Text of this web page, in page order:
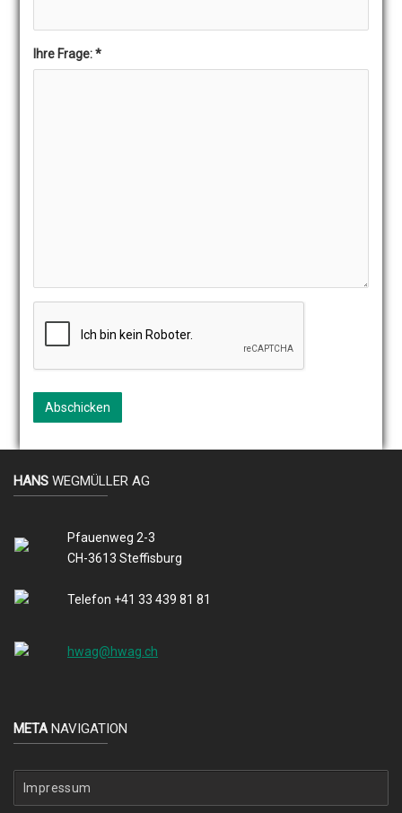
Ihre Frage:*
Abschicken
HANS WEGMÜLLER AG
Pfauenweg 2-3
CH-3613 Steffisburg
Telefon +41 33 439 81 81
hwag@hwag.ch
META NAVIGATION
Impressum